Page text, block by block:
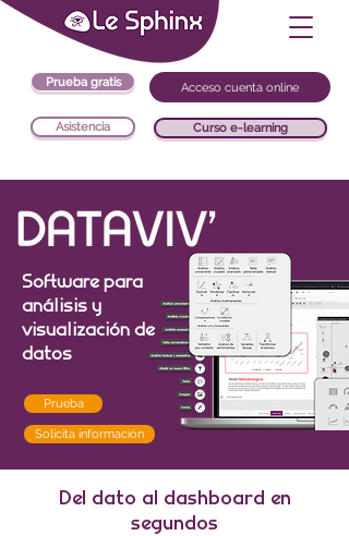
Prueba gratis
Asistencia
Acceso cuenta online
Curso e-learning
Prueba
Solicita información
Software para
análisis y
visualización de
datos
Del dato al dashboard en
segundos